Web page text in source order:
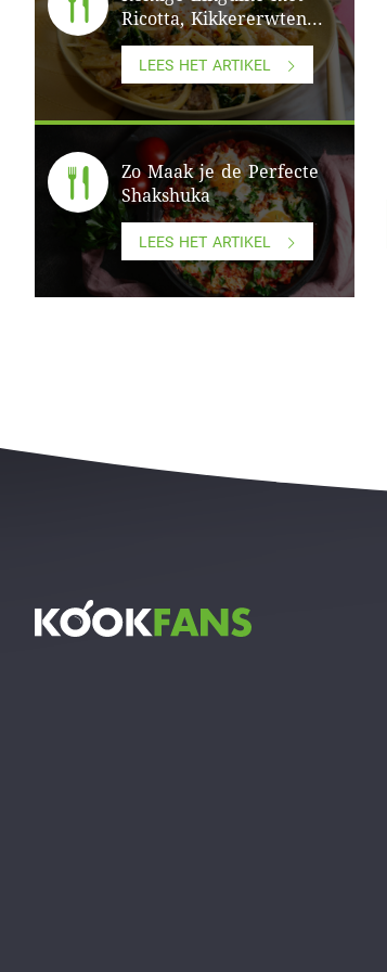
Ricotta, Kikkererwten...
LEES HET ARTIKEL
Zo Maak je de Perfecte
Shakshuka
LEES HET ARTIKEL